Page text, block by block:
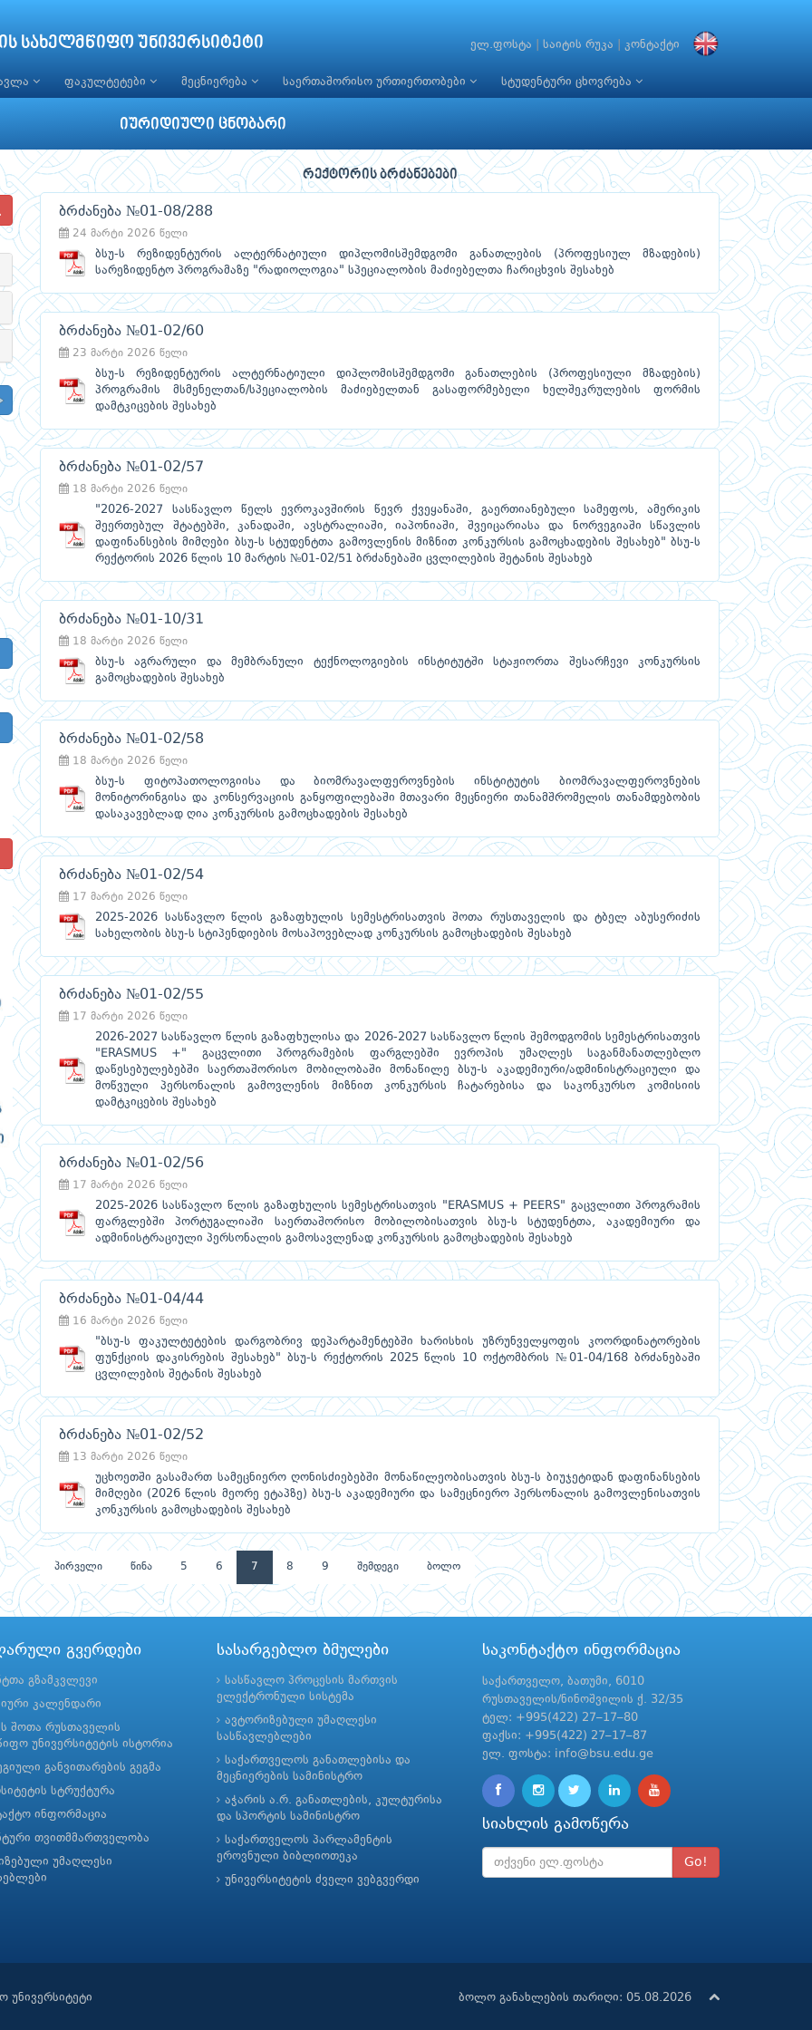
სახელმწიფო უნივერსიტეტი ელ.ფოსტა საიტის რუკა კონტაქტი
ფაკულტეტები მეცნიერება საერთაშორისო ურთიერთობები სტუდენტური ცხოვრება
იურიდიული ცნობარი
რექტორის ბრძანებები
ბრძანება №01-08/288
24 მარტი 2026 წელი
ბსუ-ს რეზიდენტურის ალტერნატიული დიპლომისშემდგომი განათლების (პროფესიულ მზადების)
სარეზიდენტო პროგრამაზე "რადიოლოგია" სპეციალობის მაძიებელთა ჩარიცხვის შესახებ
ბრძანება №01-02/60
23 მარტი 2026 წელი
ბსუ-ს რეზიდენტურის ალტერნატიული დიპლომისშემდგომი განათლების (პროფესიული მზადების)
პროგრამის მსმენელთან/სპეციალობის მაძიებელთან გასაფორმებელი ხელშეკრულების ფორმის
დამტკიცების შესახებ
ბრძანება №01-02/57
18 მარტი 2026 წელი
"2026-2027 სასწავლო წელს ევროკავშირის წევრ ქვეყანაში, გაერთიანებული სამეფოს, ამერიკის
შეერთებულ შტატებში, კანადაში, ავსტრალიაში, იაპონიაში, შვეიცარიასა და ნორვეგიაში სწავლის
დაფინანსების მიმღები ბსუ-ს სტუდენტთა გამოვლენის მიზნით კონკურსის გამოცხადების შესახებ" ბსუ-ს
რექტორის 2026 წლის 10 მარტის №01-02/51 ბრძანებაში ცვლილების შეტანის შესახებ
ბრძანება №01-10/31
18 მარტი 2026 წელი
ბსუ-ს აგრარული და მემბრანული ტექნოლოგიების ინსტიტუტში სტაჟიორთა შესარჩევი კონკურსის
გამოცხადების შესახებ
ბრძანება №01-02/58
18 მარტი 2026 წელი
ბსუ-ს ფიტოპათოლოგიისა და ბიომრავალფეროვნების ინსტიტუტის ბიომრავალფეროვნების
მონიტორინგისა და კონსერვაციის განყოფილებაში მთავარი მეცნიერი თანამშრომელის თანამდებობის
დასაკავებლად ღია კონკურსის გამოცხადების შესახებ
ბრძანება №01-02/54
17 მარტი 2026 წელი
2025-2026 სასწავლო წლის გაზაფხულის სემესტრისათვის შოთა რუსთაველის და ტბელ აბუსერიძის
სახელობის ბსუ-ს სტიპენდიების მოსაპოვებლად კონკურსის გამოცხადების შესახებ
ბრძანება №01-02/55
17 მარტი 2026 წელი
2026-2027 სასწავლო წლის გაზაფხულისა და 2026-2027 სასწავლო წლის შემოდგომის სემესტრისათვის
"ERASMUS +" გაცვლითი პროგრამების ფარგლებში ევროპის უმაღლეს საგანმანათლებლო
დაწესებულებებში საერთაშორისო მობილობაში მონაწილე ბსუ-ს აკადემიური/ადმინისტრაციული და
მოწვული პერსონალის გამოვლენის მიზნით კონკურსის ჩატარებისა და საკონკურსო კომისიის
დამტკიცების შესახებ
ბრძანება №01-02/56
17 მარტი 2026 წელი
2025-2026 სასწავლო წლის გაზაფხულის სემესტრისათვის "ERASMUS + PEERS" გაცვლითი პროგრამის
ფარგლებში პორტუგალიაში საერთაშორისო მობილობისათვის ბსუ-ს სტუდენტთა, აკადემიური და
ადმინისტრაციული პერსონალის გამოსავლენად კონკურსის გამოცხადების შესახებ
ბრძანება №01-04/44
16 მარტი 2026 წელი
"ბსუ-ს ფაკულტეტების დარგობრივ დეპარტამენტებში ხარისხის უზრუნველყოფის კოორდინატორების
ფუნქციის დაკისრების შესახებ" ბსუ-ს რექტორის 2025 წლის 10 ოქტომბრის №01-04/168 ბრძანებაში
ცვლილების შეტანის შესახებ
ბრძანება №01-02/52
13 მარტი 2026 წელი
უცხოეთში გასამართ სამეცნიერო ღონისძიებებში მონაწილეობისათვის ბსუ-ს ბიუჯეტიდან დაფინანსების
მიმღები (2026 წლის მეორე ეტაპზე) ბსუ-ს აკადემიური და სამეცნიერო პერსონალის გამოვლენისათვის
კონკურსის გამოცხადების შესახებ
პირველი წინა 5 6 7 8 9 შემდეგი ბოლო
გვერდები
გზამკვლევი
კალენდარი
შოთა რუსთაველის
უნივერსიტეტის ისტორია
განვითარების გეგმა
სტრუქტურა
ინფორმაცია
თვითმმართველობა
უმაღლესი
სასარგებლო ბმულები
სასწავლო პროცესის მართვის
ელექტრონული სისტემა
ავტორიზებული უმაღლესი
სასწავლებლები
საქართველოს განათლებისა და
მეცნიერების სამინისტრო
აჭარის ა.რ. განათლების, კულტურისა
და სპორტის სამინისტრო
საქართველოს პარლამენტის
ეროვნული ბიბლიოთეკა
უნივერსიტეტის ძველი ვებგვერდი
საკონტაქტო ინფორმაცია
საქართველო, ბათუმი, 6010
რუსთაველის/ნინოშვილის ქ. 32/35
ტელ: +995(422) 27–17–80
ფაქსი: +995(422) 27–17–87
ელ. ფოსტა: info@bsu.edu.ge
სიახლის გამოწერა
Go!
უნივერსიტეტი ბოლო განახლების თარიღი: 05.08.2026